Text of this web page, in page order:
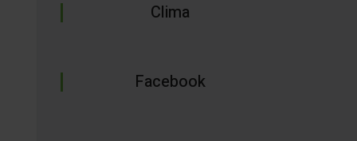
Clima
Facebook